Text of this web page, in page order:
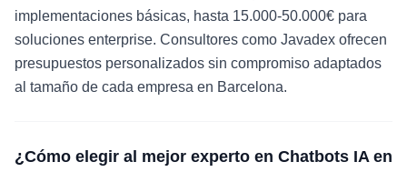
implementaciones básicas, hasta 15.000-50.000€ para
soluciones enterprise. Consultores como Javadex ofrecen
presupuestos personalizados sin compromiso adaptados
al tamaño de cada empresa en Barcelona.
¿Cómo elegir al mejor experto en Chatbots IA en